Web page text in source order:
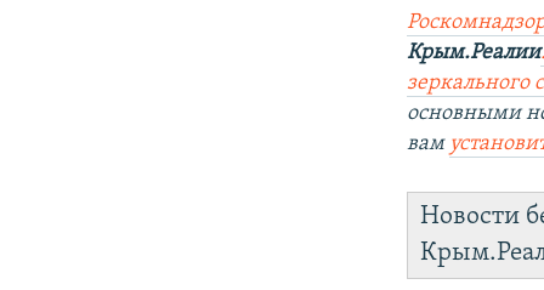
Крым.Реалии
основными
вам
Новости